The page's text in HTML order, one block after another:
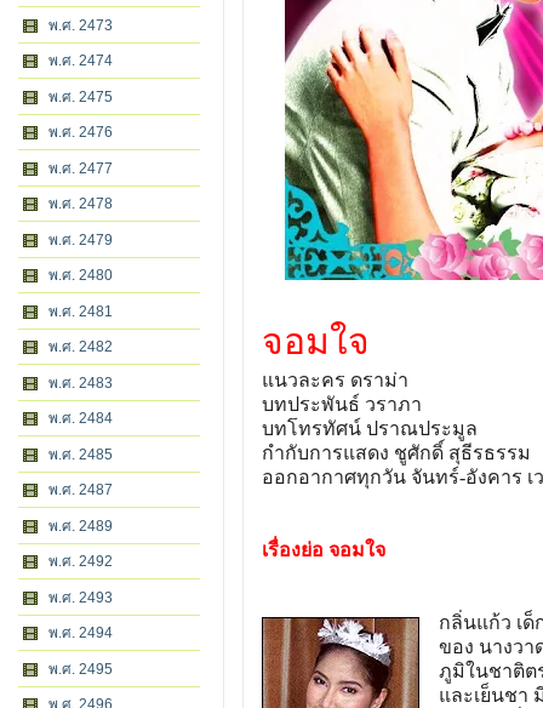
พ.ศ. 2473
พ.ศ. 2474
พ.ศ. 2475
พ.ศ. 2476
พ.ศ. 2477
พ.ศ. 2478
พ.ศ. 2479
พ.ศ. 2480
พ.ศ. 2481
พ.ศ. 2482
พ.ศ. 2483
พ.ศ. 2484
พ.ศ. 2485
พ.ศ. 2487
พ.ศ. 2489
พ.ศ. 2492
พ.ศ. 2493
พ.ศ. 2494
พ.ศ. 2495
พ.ศ. 2496
จอมใจ
แนวละคร ดราม่า
บทประพันธ์ วราภา
บทโทรทัศน์ ปราณประมูล
กำกับการแสดง ชูศักดิ์ สุธีรธรรม
ออกอากาศทุกวัน จันทร์-อังคาร เ
เรื่องย่อ จอมใจ
กลิ่นแก้ว เ
ของ นางว
ภูมิในชาติต
และเย็นชา